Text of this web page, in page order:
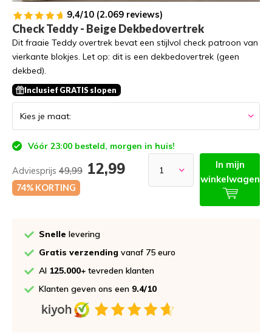
9,4/10 (2.069 reviews)
Check Teddy - Beige Dekbedovertrek
Dit fraaie Teddy overtrek bevat een stijlvol check patroon van
vierkante blokjes. Let op: dit is een dekbedovertrek (geen
dekbed).
Inclusief GRATIS slopen
Vóór 23:00 besteld, morgen in huis!
Adviesprijs 49,99 12,99
74% KORTING
In mijn
winkelwagen
Snelle levering
Gratis verzending vanaf 75 euro
Al 125.000+ tevreden klanten
Klanten geven ons een 9.4/10